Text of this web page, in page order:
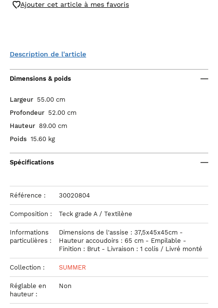
Ajouter cet article à mes favoris
Description de l'article
Dimensions & poids
Largeur 55.00 cm
Profondeur 52.00 cm
Hauteur 89.00 cm
Poids 15.60 kg
Spécifications
Référence : 30020804
Composition : Teck grade A / Textilène
Informations
particulières :
Dimensions de l'assise : 37,5x45x45cm -
Hauteur accoudoirs : 65 cm - Empilable -
Finition : Brut - Livraison : 1 colis / Livré monté
Collection : SUMMER
Réglable en
hauteur :
Non